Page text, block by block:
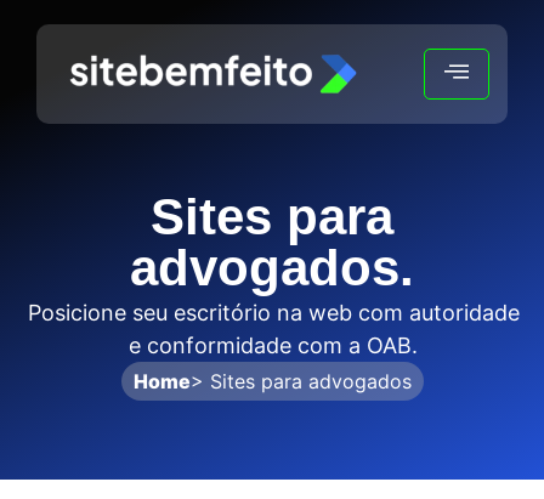
Sites para
advogados.
Posicione seu escritório na web com autoridade
e conformidade com a OAB.
Home> Sites para advogados